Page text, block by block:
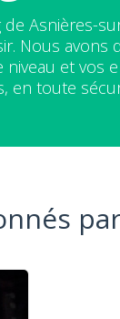
Asnières-
Nous avons
et vos
en toute